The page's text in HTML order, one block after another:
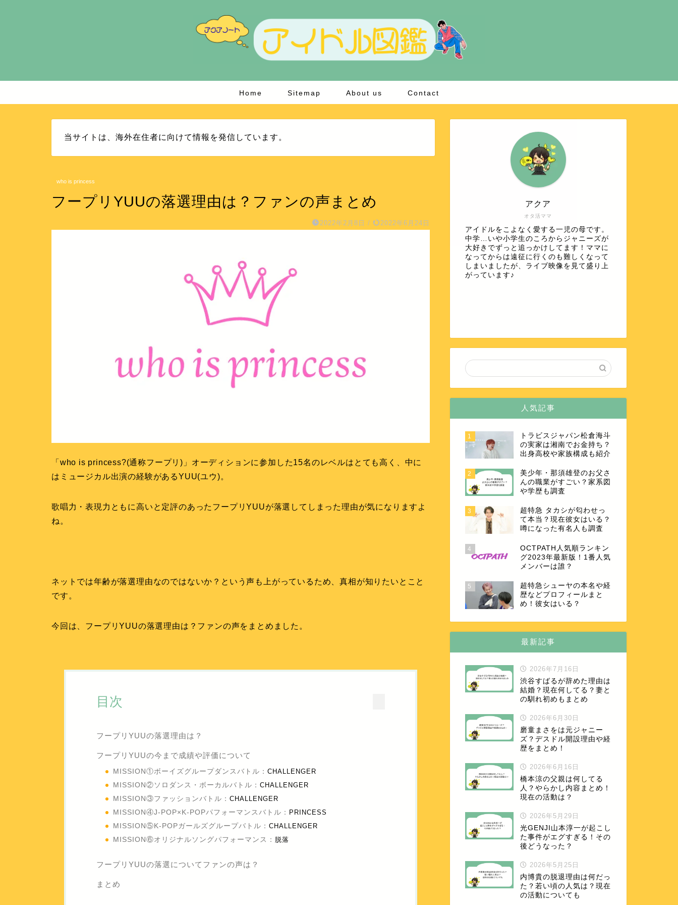
Home Sitemap About us Contact
当サイトは、海外在住者に向けて情報を発信しています。
who is princess
フープリYUUの落選理由は？ファンの声まとめ
2022年2月8日 / 2022年6月24日
「who is princess?(通称フープリ)」オーディションに参加した15名のレベルはとても高く、中に
はミュージカル出演の経験があるYUU(ユウ)。
歌唱力・表現力ともに高いと定評のあったフープリYUUが落選してしまった理由が気になりますよ
ね。
ネットでは年齢が落選理由なのではないか？という声も上がっているため、真相が知りたいとこと
です。
今回は、フープリYUUの落選理由は？ファンの声をまとめました。
目次
フープリYUUの落選理由は？
フープリYUUの今まで成績や評価について
MISSION①ボーイズグループダンスバトル：CHALLENGER
MISSION②ソロダンス・ボーカルバトル：CHALLENGER
MISSION③ファッションバトル：CHALLENGER
MISSION④J-POP×K-POPパフォーマンスバトル： PRINCESS
MISSION⑤K-POPガールズグループバトル：CHALLENGER
MISSION⑥オリジナルソングパフォーマンス： 脱落
フープリYUUの落選についてファンの声は？
まとめ
オタ活ママ
アクア
アイドルをこよなく愛する一児の母です。
中学…いや小学生のころからジャニーズが
大好きでずっと追っかけしてます！ママに
なってからは遠征に行くのも難しくなって
しまいましたが、ライブ映像を見て盛り上
がっています♪
人気記事
1
トラビスジャパン松倉海斗
の実家は湘南でお金持ち？
出身高校や家族構成も紹介
2
美少年・那須雄登のお父さ
んの職業がすごい？家系図
や学歴も調査
3
超特急 タカシが匂わせっ
て本当？現在彼女はいる？
噂になった有名人も調査
4
OCTPATH人気順ランキン
グ2023年最新版！1番人気
メンバーは誰？
5
超特急シューヤの本名や経
歴などプロフィールまと
め！彼女はいる？
最新記事
2026年7月16日
渋谷すばるが辞めた理由は
結婚？現在何してる？妻と
の馴れ初めもまとめ
2026年6月30日
磨童まさをは元ジャニー
ズ？デスドル開設理由や経
歴をまとめ！
2026年6月16日
橋本涼の父親は何してる
人？やらかし内容まとめ！
現在の活動は？
2026年5月29日
光GENJI山本淳一が起こし
た事件がエグすぎる！その
後どうなった？
2026年5月25日
内博貴の脱退理由は何だっ
た？若い頃の人気は？現在
の活動についても